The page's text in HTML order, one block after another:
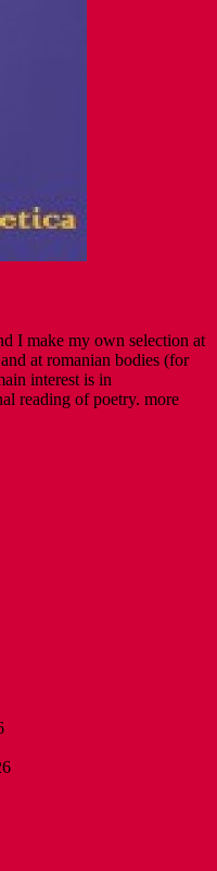
I make my own selection at
at romanian bodies (for
interest is in
reading of poetry. more